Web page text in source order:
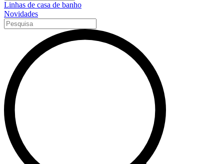
Linhas de casa de banho
Novidades